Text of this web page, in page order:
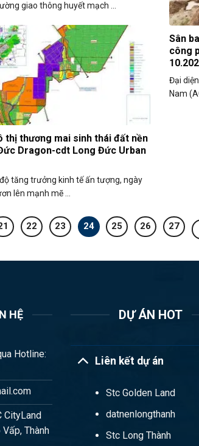
giao thông huyết mạch ...
Sân
công
Đại
Nam
thị thương mai sinh thái đất nền
Dragon-cdt Long Đức Urban
tăng trưởng kinh tế ấn tượng, ngày
lên mạnh mẽ ...
22 23 24 25 26 27
HỆ
Hotline:
CityLand
Thành
DỰ ÁN HOT
Liên kết dự án
Stc Golden Land
datnenlongthanh
Stc Long Thành